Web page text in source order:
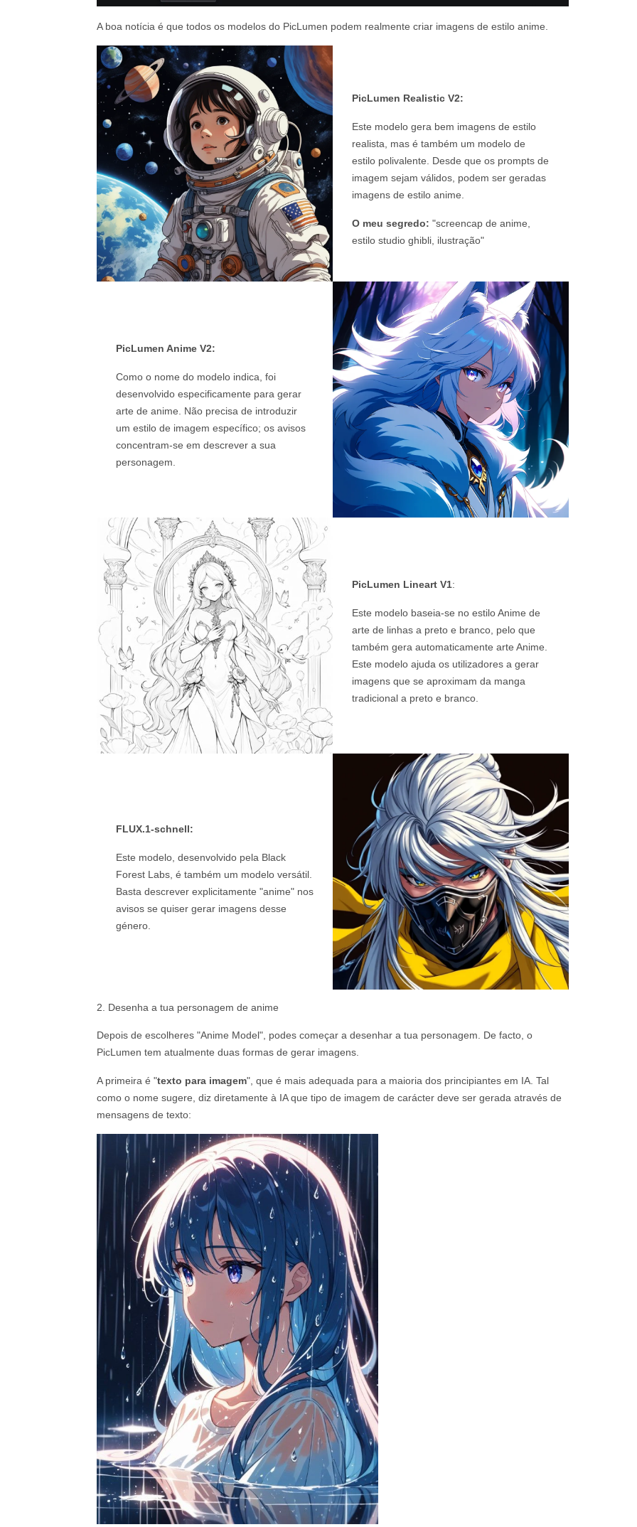
A boa notícia é que todos os modelos do PicLumen podem realmente criar imagens de estilo anime.
PicLumen Realistic V2:
Este modelo gera bem imagens de estilo
realista, mas é também um modelo de
estilo polivalente. Desde que os prompts de
imagem sejam válidos, podem ser geradas
imagens de estilo anime.
O meu segredo: "screencap de anime,
estilo studio ghibli, ilustração"
PicLumen Anime V2:
Como o nome do modelo indica, foi
desenvolvido especificamente para gerar
arte de anime. Não precisa de introduzir
um estilo de imagem específico; os avisos
concentram-se em descrever a sua
personagem.
PicLumen Lineart V1:
Este modelo baseia-se no estilo Anime de
arte de linhas a preto e branco, pelo que
também gera automaticamente arte Anime.
Este modelo ajuda os utilizadores a gerar
imagens que se aproximam da manga
tradicional a preto e branco.
FLUX.1-schnell:
Este modelo, desenvolvido pela Black
Forest Labs, é também um modelo versátil.
Basta descrever explicitamente "anime" nos
avisos se quiser gerar imagens desse
género.
2. Desenha a tua personagem de anime
Depois de escolheres "Anime Model", podes começar a desenhar a tua personagem. De facto, o
PicLumen tem atualmente duas formas de gerar imagens.
A primeira é "texto para imagem", que é mais adequada para a maioria dos principiantes em IA. Tal
como o nome sugere, diz diretamente à IA que tipo de imagem de carácter deve ser gerada através de
mensagens de texto: